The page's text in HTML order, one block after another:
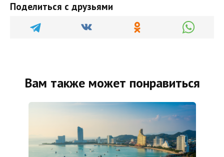
Поделиться с друзьями
Вам также может понравиться